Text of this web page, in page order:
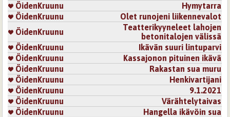
ÖidenKruunu
Hymytarra
ÖidenKruunu
Olet runojeni liikennevalot
ÖidenKruunu
Teatterikyyneleet lahojen
betonitalojen välissä
ÖidenKruunu
Ikävän suuri lintuparvi
ÖidenKruunu
Kassajonon pituinen ikävä
ÖidenKruunu
Rakastan sua muru
ÖidenKruunu
Henkivartijani
ÖidenKruunu
9.1.2021
ÖidenKruunu
Värähtelytaivas
ÖidenKruunu
Hangella ikävöin sua